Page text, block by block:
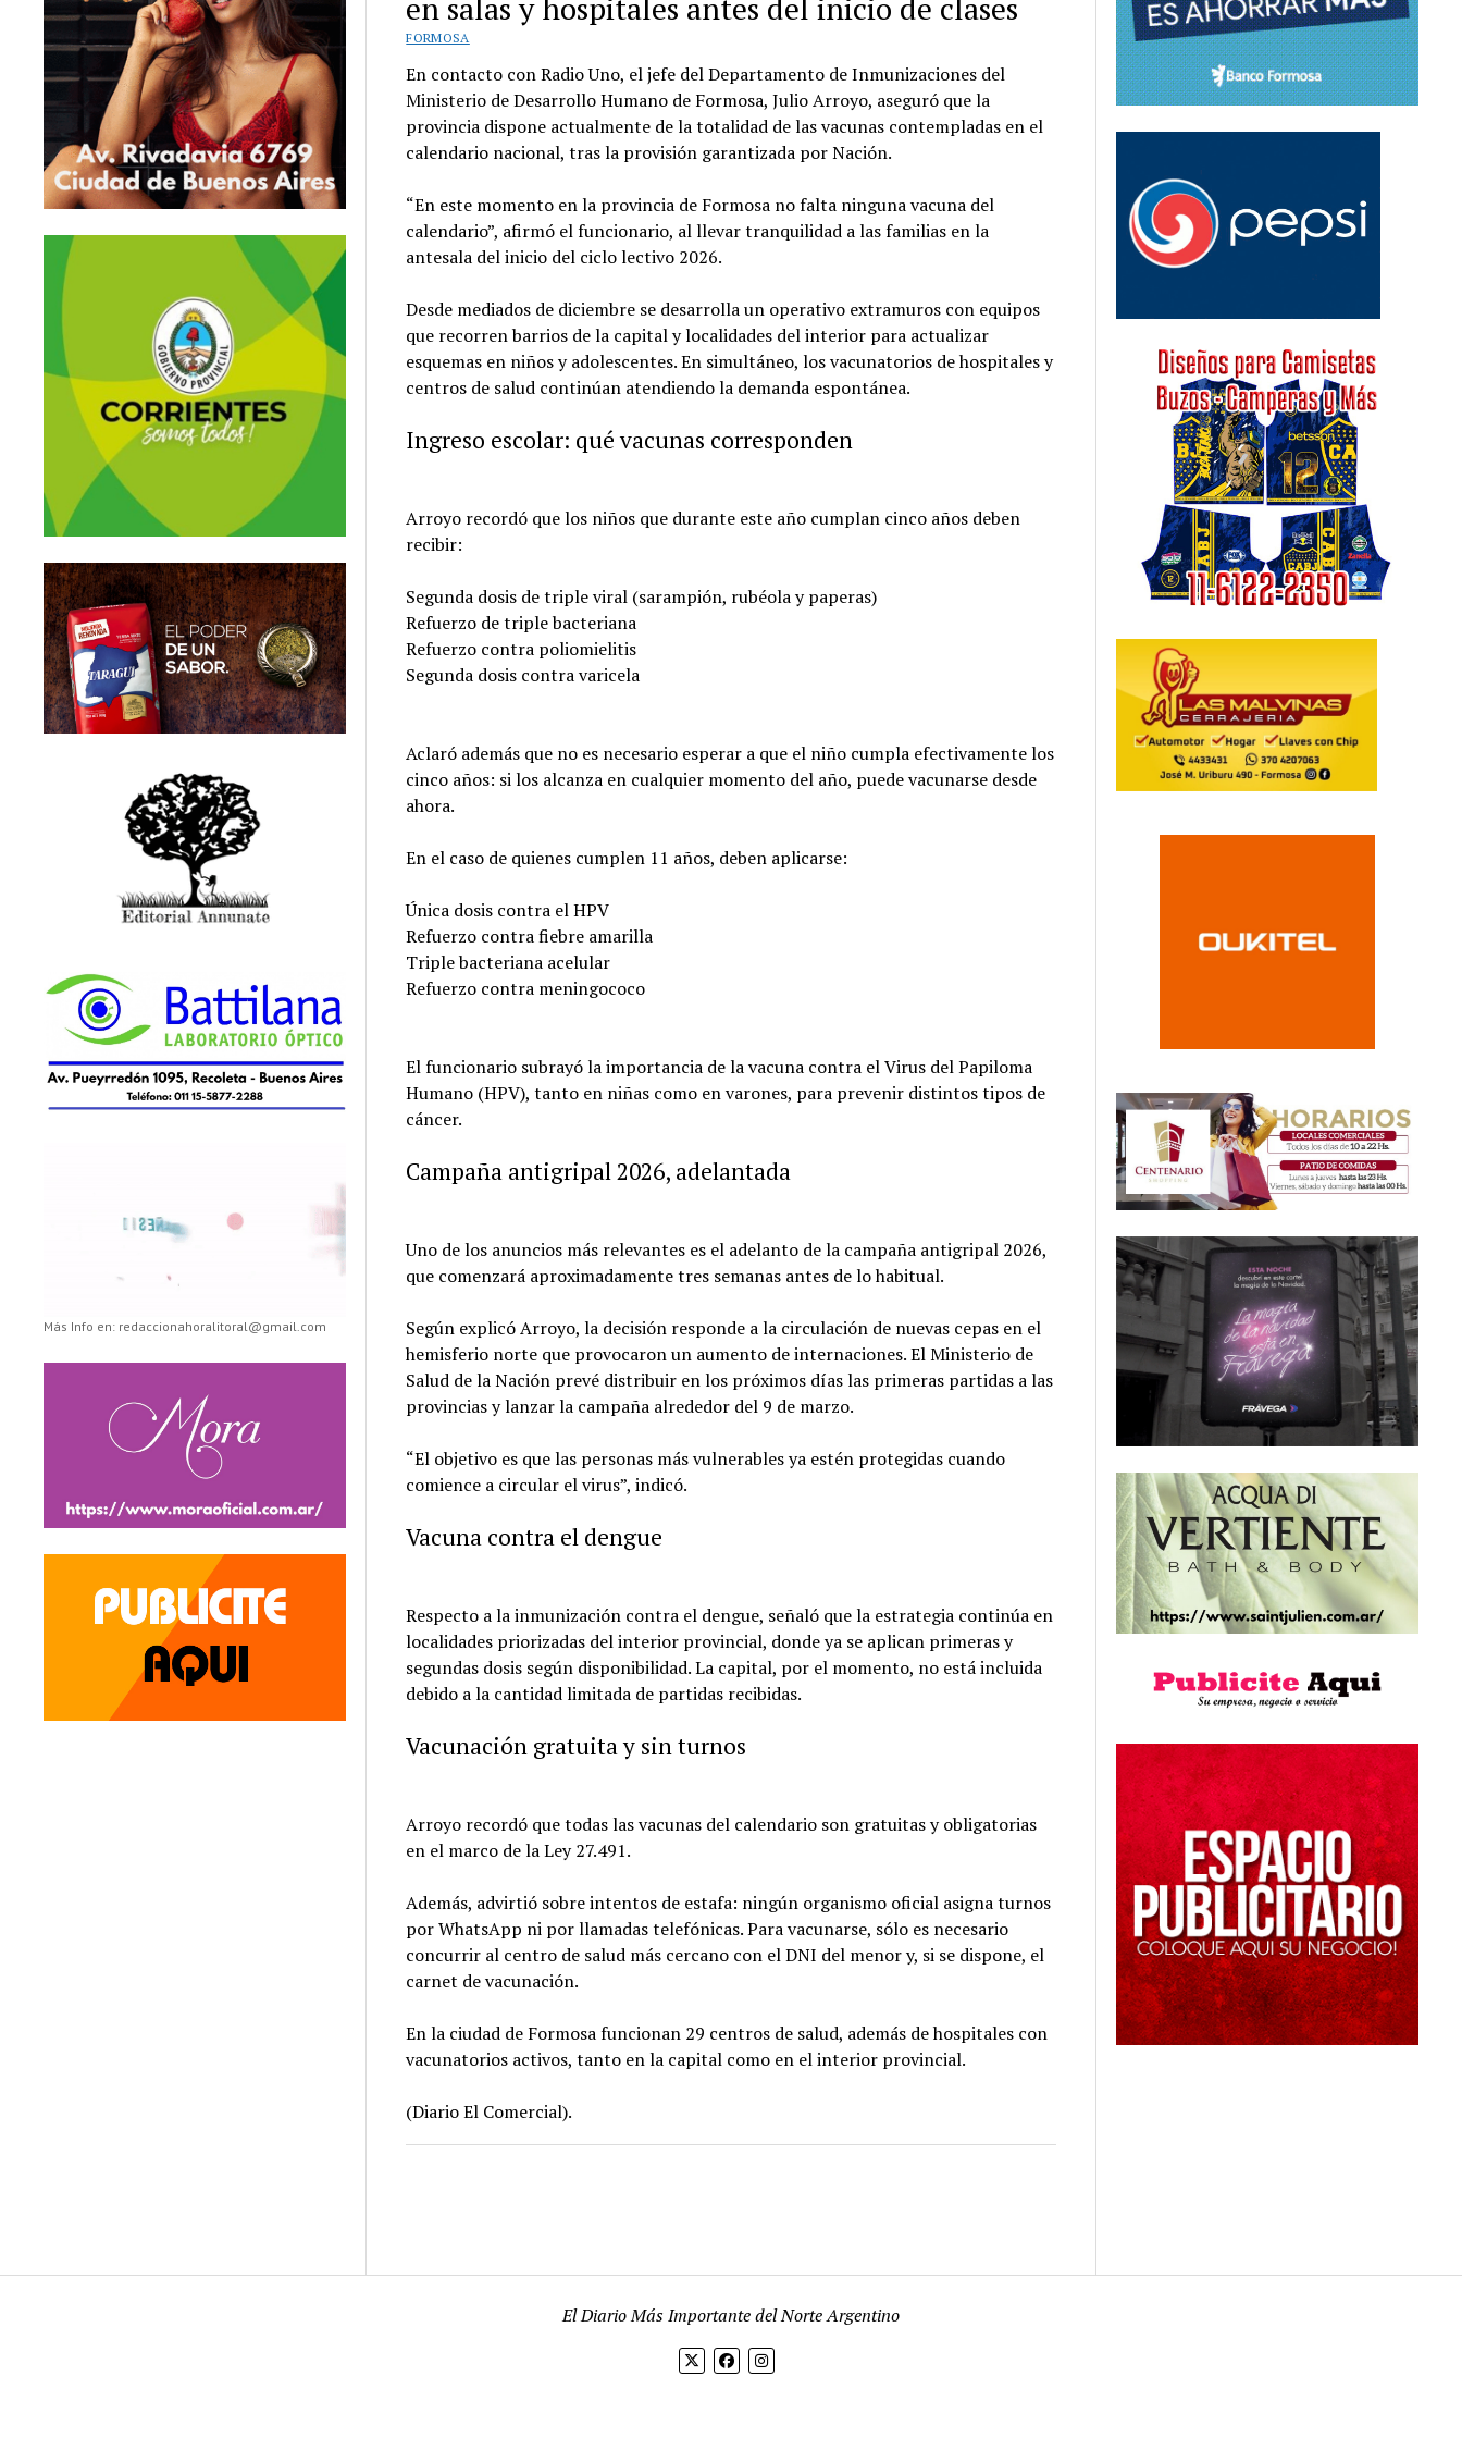
Más Info en: redaccionahoralitoral@gmail.com
en salas y hospitales antes del inicio de clases
FORMOSA
En contacto con Radio Uno, el jefe del Departamento de Inmunizaciones del
Ministerio de Desarrollo Humano de Formosa, Julio Arroyo, aseguró que la
provincia dispone actualmente de la totalidad de las vacunas contempladas en el
calendario nacional, tras la provisión garantizada por Nación.
“En este momento en la provincia de Formosa no falta ninguna vacuna del
calendario”, afirmó el funcionario, al llevar tranquilidad a las familias en la
antesala del inicio del ciclo lectivo 2026.
Desde mediados de diciembre se desarrolla un operativo extramuros con equipos
que recorren barrios de la capital y localidades del interior para actualizar
esquemas en niños y adolescentes. En simultáneo, los vacunatorios de hospitales y
centros de salud continúan atendiendo la demanda espontánea.
Ingreso escolar: qué vacunas corresponden
Arroyo recordó que los niños que durante este año cumplan cinco años deben
recibir:
Segunda dosis de triple viral (sarampión, rubéola y paperas)
Refuerzo de triple bacteriana
Refuerzo contra poliomielitis
Segunda dosis contra varicela
Aclaró además que no es necesario esperar a que el niño cumpla efectivamente los
cinco años: si los alcanza en cualquier momento del año, puede vacunarse desde
ahora.
En el caso de quienes cumplen 11 años, deben aplicarse:
Única dosis contra el HPV
Refuerzo contra fiebre amarilla
Triple bacteriana acelular
Refuerzo contra meningococo
El funcionario subrayó la importancia de la vacuna contra el Virus del Papiloma
Humano (HPV), tanto en niñas como en varones, para prevenir distintos tipos de
cáncer.
Campaña antigripal 2026, adelantada
Uno de los anuncios más relevantes es el adelanto de la campaña antigripal 2026,
que comenzará aproximadamente tres semanas antes de lo habitual.
Según explicó Arroyo, la decisión responde a la circulación de nuevas cepas en el
hemisferio norte que provocaron un aumento de internaciones. El Ministerio de
Salud de la Nación prevé distribuir en los próximos días las primeras partidas a las
provincias y lanzar la campaña alrededor del 9 de marzo.
“El objetivo es que las personas más vulnerables ya estén protegidas cuando
comience a circular el virus”, indicó.
Vacuna contra el dengue
Respecto a la inmunización contra el dengue, señaló que la estrategia continúa en
localidades priorizadas del interior provincial, donde ya se aplican primeras y
segundas dosis según disponibilidad. La capital, por el momento, no está incluida
debido a la cantidad limitada de partidas recibidas.
Vacunación gratuita y sin turnos
Arroyo recordó que todas las vacunas del calendario son gratuitas y obligatorias
en el marco de la Ley 27.491.
Además, advirtió sobre intentos de estafa: ningún organismo oficial asigna turnos
por WhatsApp ni por llamadas telefónicas. Para vacunarse, sólo es necesario
concurrir al centro de salud más cercano con el DNI del menor y, si se dispone, el
carnet de vacunación.
En la ciudad de Formosa funcionan 29 centros de salud, además de hospitales con
vacunatorios activos, tanto en la capital como en el interior provincial.
(Diario El Comercial).
El Diario Más Importante del Norte Argentino